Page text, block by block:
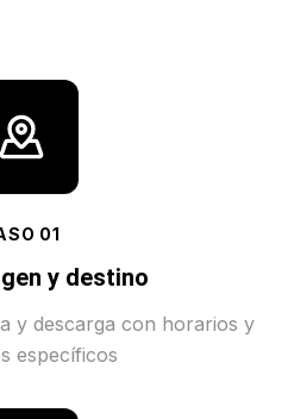
01
y destino
y descarga con horarios y
específicos